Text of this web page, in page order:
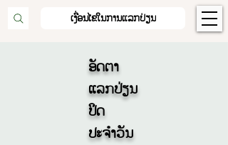
ເງື່ອນໄຂໃນການແລກປ່ຽນ
ອັດຕາ
ແລກປ່ຽນ
ປິດ
ປະຈຳວັນ